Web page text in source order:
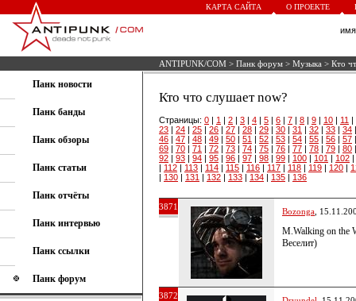
КАРТА САЙТА О ПРОЕКТЕ
ANTIPUNK/COM > Панк форум > Музыка > Кто
Панк новости
Панк банды
Панк обзоры
Панк статьи
Панк отчёты
Панк интервью
Панк ссылки
Панк форум
Кто что слушает now?
Страницы: 0 | 1 | 2 | 3 | 4 | 5 | 6 | 7 | 8 | 9 | 10 | 11 |
23 | 24 | 25 | 26 | 27 | 28 | 29 | 30 | 31 | 32 | 33 | 34
46 | 47 | 48 | 49 | 50 | 51 | 52 | 53 | 54 | 55 | 56 | 57
69 | 70 | 71 | 72 | 73 | 74 | 75 | 76 | 77 | 78 | 79 | 80
92 | 93 | 94 | 95 | 96 | 97 | 98 | 99 | 100 | 101 | 102 |
| 112 | 113 | 114 | 115 | 116 | 117 | 118 | 119 | 120 |
| 130 | 131 | 132 | 133 | 134 | 135 | 136
3871 Bozonga ,
M.Walking on the
Веселит)
3872